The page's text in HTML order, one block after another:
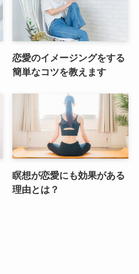
恋愛のイメージングをする
簡単なコツを教えます
瞑想が恋愛にも効果がある
理由とは？